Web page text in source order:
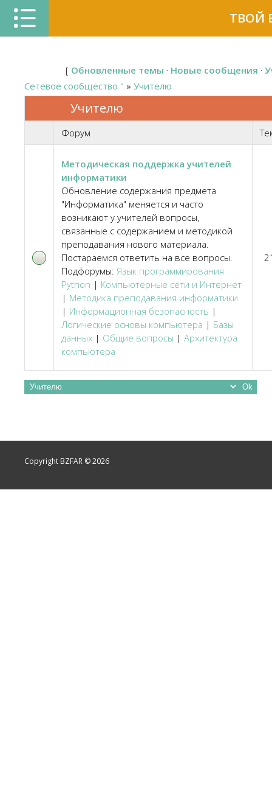
ТВОЙ
[ Обновленные темы · Новые сообщения ·
Сетевое сообщество " » Учителю
Учителю
Форум
Методическая поддержка учителей
информатики
Обновление содержания предмета
"Информатика" меняется и часто
возникают у учителей вопросы,
связанные с содержанием и методикой
преподавания нового материала.
Постараемся ответить на все вопросы.
Подфорумы: Язык программирования
Python | Компьютерные сети и Интернет
| Методика преподавания информатики
| Информационная безопасность |
Логические основы компьютера | Базы
данных | Общие вопросы | Архитектура
компьютера
Copyright BZFAR © 2026